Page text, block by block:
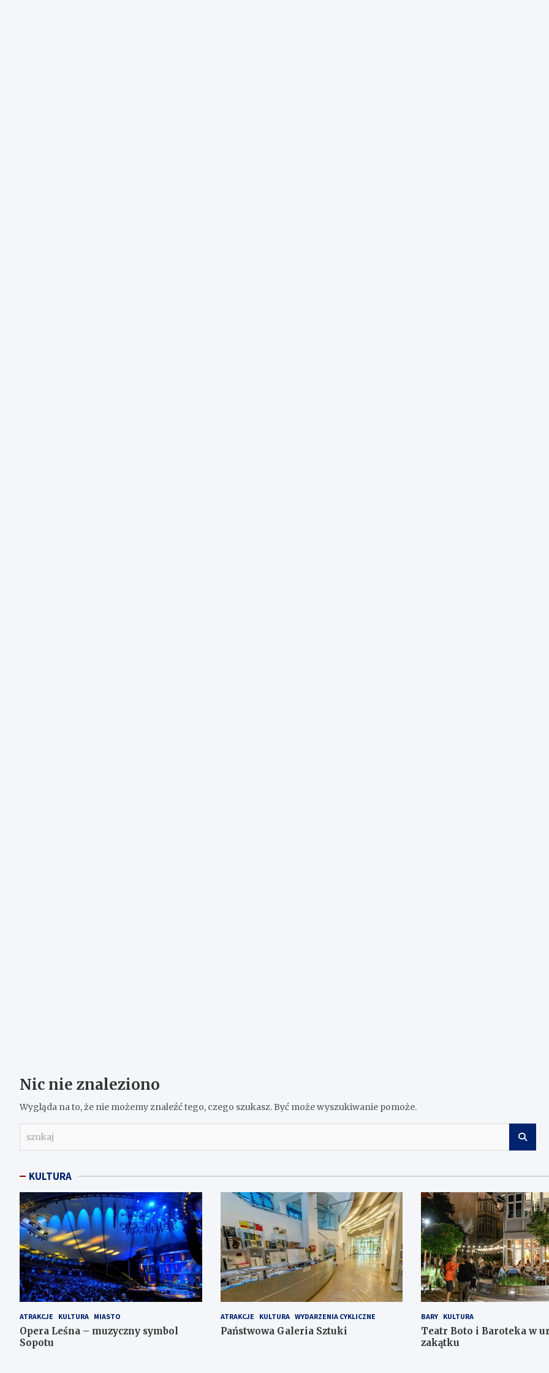
Nic nie znaleziono
Wygląda na to, że nie możemy znaleźć tego, czego szukasz. Być może wyszukiwanie pomoże.
j
KULTURA
ATRAKCJE KULTURA MIASTO
Opera Leśna – muzyczny symbol
Sopotu
ATRAKCJE KULTURA WYDARZENIA CYKLICZNE
Państwowa Galeria Sztuki
BARY KULTURA
Teatr Boto i Baroteka w
zakątku